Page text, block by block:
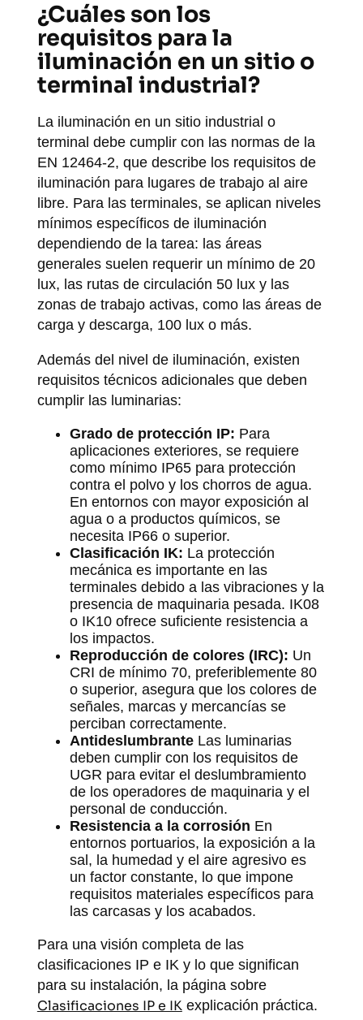
¿Cuáles son los
requisitos para la
iluminación en un sitio o
terminal industrial?
La iluminación en un sitio industrial o
terminal debe cumplir con las normas de la
EN 12464-2, que describe los requisitos de
iluminación para lugares de trabajo al aire
libre. Para las terminales, se aplican niveles
mínimos específicos de iluminación
dependiendo de la tarea: las áreas
generales suelen requerir un mínimo de 20
lux, las rutas de circulación 50 lux y las
zonas de trabajo activas, como las áreas de
carga y descarga, 100 lux o más.
Además del nivel de iluminación, existen
requisitos técnicos adicionales que deben
cumplir las luminarias:
Grado de protección IP: Para
aplicaciones exteriores, se requiere
como mínimo IP65 para protección
contra el polvo y los chorros de agua.
En entornos con mayor exposición al
agua o a productos químicos, se
necesita IP66 o superior.
Clasificación IK: La protección
mecánica es importante en las
terminales debido a las vibraciones y la
presencia de maquinaria pesada. IK08
o IK10 ofrece suficiente resistencia a
los impactos.
Reproducción de colores (IRC): Un
CRI de mínimo 70, preferiblemente 80
o superior, asegura que los colores de
señales, marcas y mercancías se
perciban correctamente.
AntideslumbranteLas luminarias
deben cumplir con los requisitos de
UGR para evitar el deslumbramiento
de los operadores de maquinaria y el
personal de conducción.
Resistencia a la corrosión En
entornos portuarios, la exposición a la
sal, la humedad y el aire agresivo es
un factor constante, lo que impone
requisitos materiales específicos para
las carcasas y los acabados.
Para una visión completa de las
clasificaciones IP e IK y lo que significan
para su instalación, la página sobre
Clasificaciones IP e IKexplicación práctica.